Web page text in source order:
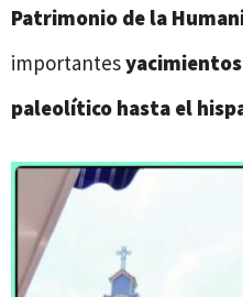
Patrimonio de la
importantes
paleolítico hasta el